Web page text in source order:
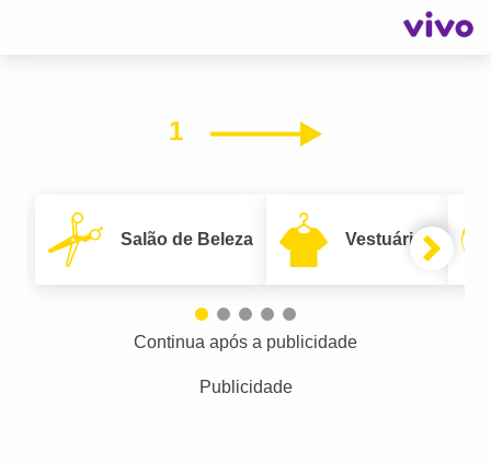
1 Próximo
Salão de Beleza Vestuário
Continua após a publicidade
Publicidade